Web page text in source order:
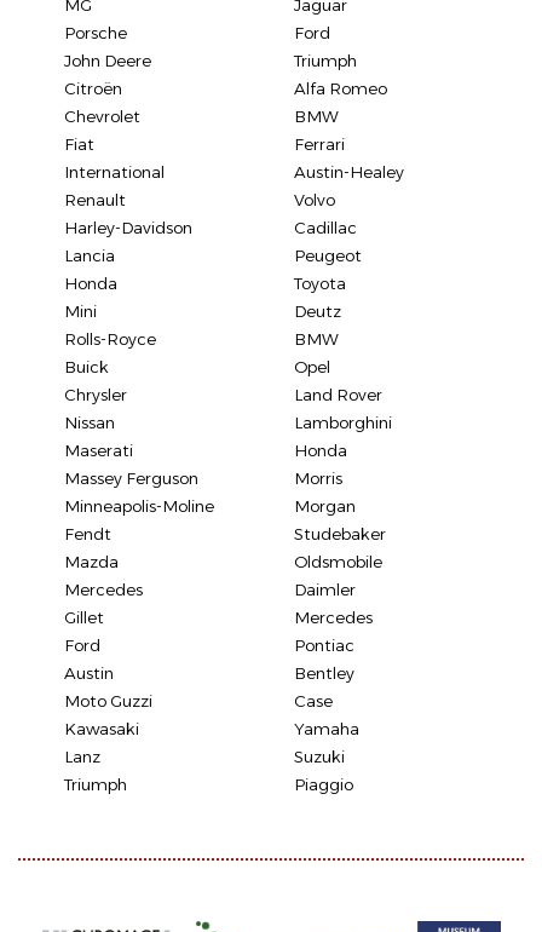
MG
Jaguar
Porsche
Ford
John Deere
Triumph
Citroën
Alfa Romeo
Chevrolet
BMW
Fiat
Ferrari
International
Austin-Healey
Renault
Volvo
Harley-Davidson
Cadillac
Lancia
Peugeot
Honda
Toyota
Mini
Deutz
Rolls-Royce
BMW
Buick
Opel
Chrysler
Land Rover
Nissan
Lamborghini
Maserati
Honda
Massey Ferguson
Morris
Minneapolis-Moline
Morgan
Fendt
Studebaker
Mazda
Oldsmobile
Mercedes
Daimler
Gillet
Mercedes
Ford
Pontiac
Austin
Bentley
Moto Guzzi
Case
Kawasaki
Yamaha
Lanz
Suzuki
Triumph
Piaggio